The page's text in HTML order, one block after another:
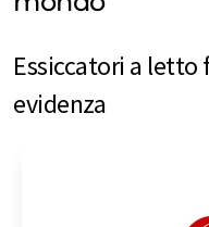
Essiccatori a letto
evidenza